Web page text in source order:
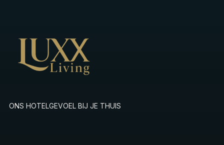
ONS HOTELGEVOEL BIJ JE THUIS